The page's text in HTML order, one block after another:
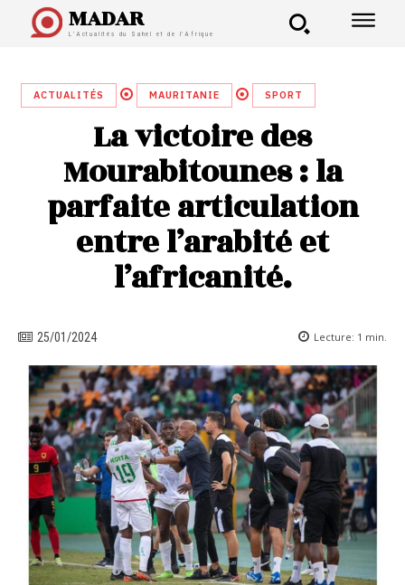
MADAR
L'Actualités du Sahel et de l'Afrique
ACTUALITÉS MAURITANIE SPORT
La victoire des
Mourabitounes : la
parfaite articulation
entre l’arabité et
l’africanité.
25/01/2024 Lecture: 1 min.